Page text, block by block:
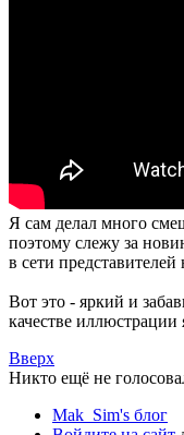
Я сам делал много
поэтому слежу за
в сети
Вот это - яркий и
качестве иллюстрации
Вверх
Никто ещё не
Mak_Sim's блог